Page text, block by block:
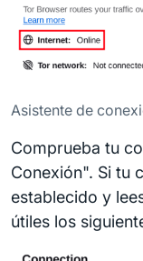
Asistente de
Comprueba tu
Conexión". Si tu
establecido y
útiles los